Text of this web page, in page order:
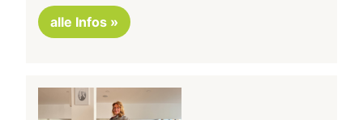
alle Infos »